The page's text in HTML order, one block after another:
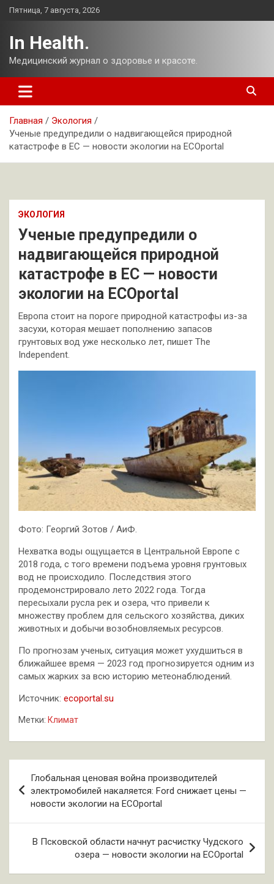
Перейти
Пятница, 7 августа, 2026
In Health.
Медицинский журнал о здоровье и красоте.
Главная
Экология
Ученые предупредили о надвигающейся природной
катастрофе в ЕС — новости экологии на ECOportal
ЭКОЛОГИЯ
Ученые предупредили о
надвигающейся природной
катастрофе в ЕС — новости
экологии на ECOportal
Европа стоит на пороге природной катастрофы из-за
засухи, которая мешает пополнению запасов
грунтовых вод уже несколько лет, пишет The
Independent.
Фото: Георгий Зотов / АиФ.
Нехватка воды ощущается в Центральной Европе с
2018 года, с того времени подъема уровня грунтовых
вод не происходило. Последствия этого
продемонстрировало лето 2022 года. Тогда
пересыхали русла рек и озера, что привели к
множеству проблем для сельского хозяйства, диких
животных и добычи возобновляемых ресурсов.
По прогнозам ученых, ситуация может ухудшиться в
ближайшее время — 2023 год прогнозируется одним из
самых жарких за всю историю метеонаблюдений.
Источник: ecoportal.su
Метки: Климат
по
записям
Глобальная ценовая война производителей
электромобилей накаляется: Ford снижает цены —
новости экологии на ECOportal
В Псковской области начнут расчистку Чудского
озера — новости экологии на ECOportal